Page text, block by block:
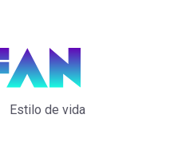
Estilo de vida